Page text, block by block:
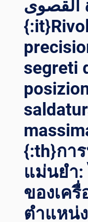
E S
FIDE D
I S
N D
IVERSI
:TH}ค
วามย
นก
ารถ
อดรหัส
ารนำท
างค
القصوى{:}
segreti
{:th}กา
แม่นยำ
ของเค
ตำแหน่